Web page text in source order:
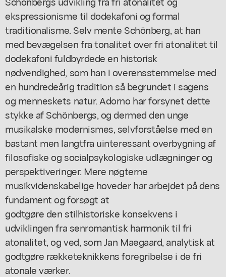
ekspressionisme til dodekafoni og formal
traditionalisme. Selv mente Schönberg, at han
med bevægelsen fra tonalitet over fri atonalitet til
dodekafoni fuldbyrdede en historisk
nødvendighed, som han i overensstemmelse med
en hundredeårig tradition så begrundet i sagens
og menneskets natur. Adorno har forsynet dette
stykke af Schönbergs, og dermed den unge
musikalske modernismes, selvforståelse med en
bastant men langtfra uinteressant overbygning af
filosofiske og socialpsykologiske udlægninger og
perspektiveringer. Mere nøgterne
musikvidenskabelige hoveder har arbejdet på dens
fundament og forsøgt at
godtgøre den stilhistoriske konsekvens i
udviklingen fra senromantisk harmonik til fri
atonalitet, og ved, som Jan Maegaard, analytisk at
godtgøre rækketeknikkens foregribelse i de fri
atonale værker.